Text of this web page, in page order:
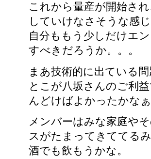
これから量産が開始さ
していけなさそうな感
自分ももう少しだけエ
すべきだろうか。。。
まあ技術的に出ている
とこが八坂さんのご利
んどけばよかったかな
メンバーはみな家庭や
スがたまってきててる
酒でも飲もうかな。